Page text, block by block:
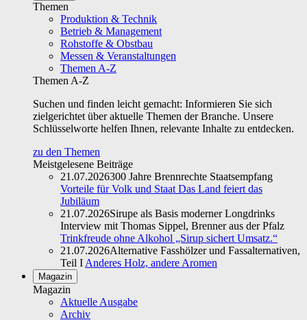
Themen
Produktion & Technik
Betrieb & Management
Rohstoffe & Obstbau
Messen & Veranstaltungen
Themen A-Z
Themen A-Z
Suchen und finden leicht gemacht: Informieren Sie sich
zielgerichtet über aktuelle Themen der Branche. Unsere
Schlüsselworte helfen Ihnen, relevante Inhalte zu entdecken.
zu den Themen
Meistgelesene Beiträge
21.07.2026300 Jahre Brennrechte Staatsempfang
Vorteile für Volk und Staat Das Land feiert das
Jubiläum
21.07.2026Sirupe als Basis moderner Longdrinks
Interview mit Thomas Sippel, Brenner aus der Pfalz
Trinkfreude ohne Alkohol „Sirup sichert Umsatz.“
21.07.2026Alternative Fasshölzer und Fassalternativen,
Teil I Anderes Holz, andere Aromen
Magazin
Magazin
Aktuelle Ausgabe
Archiv